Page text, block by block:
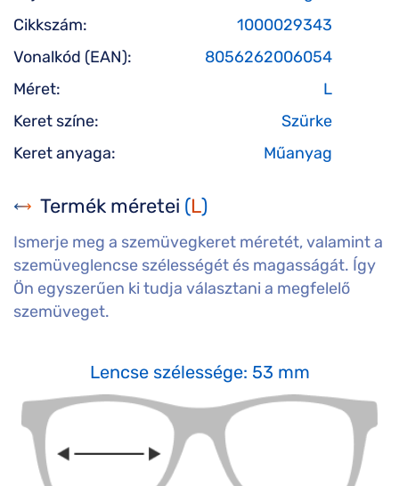
Cikkszám:
1000029343
Vonalkód (EAN):
8056262006054
Méret:
L
Keret színe:
Szürke
Keret anyaga:
Műanyag
Termék méretei (L)
Ismerje meg a szemüvegkeret méretét, valamint a
szemüveglencse szélességét és magasságát. Így
Ön egyszerűen ki tudja választani a megfelelő
szemüveget.
Lencse szélessége: 53 mm